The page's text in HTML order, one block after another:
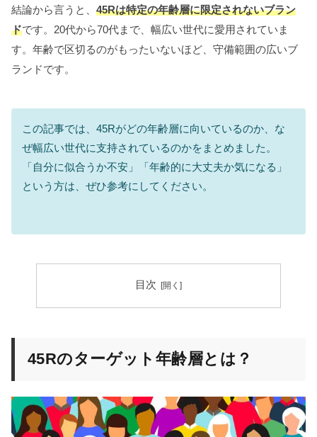
結論から言うと、 45Rは特定の年齢層に限定されないブラン
ドです。20代から70代まで、幅広い世代に愛用されていま
す。年齢で区切るのがもったいないほど、守備範囲の広いブ
ランドです。
この記事では、45Rがどの年齢層に向いているのか、な
ぜ幅広い世代に支持されているのかをまとめました。
「自分に似合うか不安」「年齢的に大丈夫か気になる」
という方は、ぜひ参考にしてください。
目次
45Rのターゲット年齢層とは？